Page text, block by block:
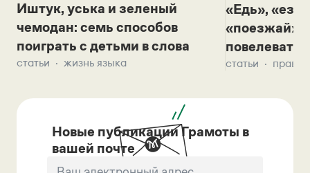
Иштук, уська и зеленый
чемодан: семь способов
поиграть с детьми в слова
статьи жизнь языка
«Едь»,
«поезжай»?
повелевать
статьи
Новые публикации Грамоты в
вашей почте